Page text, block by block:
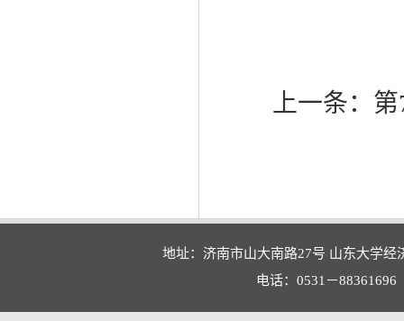
上一条： 第
地址：济南市山大南路27号 山东大学
电话：0531－